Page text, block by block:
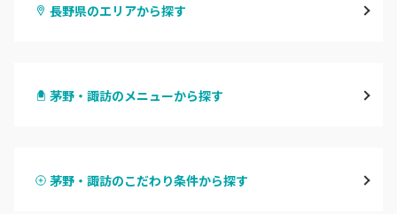
長野県のエリアから探す
松本・塩尻
茅野・諏訪のメニューから探す
ハンドスカルプ
茅野・諏訪のこだわり条件から探す